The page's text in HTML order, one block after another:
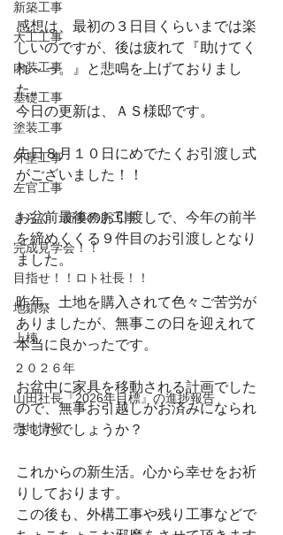
新築工事
大工工事
内装工事
基礎工事
塗装工事
外壁工事
左官工事
きらく 新事務所工事
完成見学会！！
目指せ！！ロト社長！！
地鎮祭
上棟
２０２６年
山田社長『2026年目標』の進捗報告
売地情報
感想は、最初の３日目くらいまでは楽
しいのですが、後は疲れて『助けてく
れ～っ。』と悲鳴を上げておりまし
た。
今日の更新は、ＡＳ様邸です。
先日８月１０日にめでたくお引渡し式
がございました！！
お盆前最後のお引渡しで、今年の前半
を締めくくる９件目のお引渡しとなり
ました。
昨年、土地を購入されて色々ご苦労が
ありましたが、無事この日を迎えれて
本当に良かったです。
お盆中に家具を移動される計画でした
ので、無事お引越しがお済みになられ
ましたでしょうか？
これからの新生活。心から幸せをお祈
りしております。
この後も、外構工事や残り工事などで